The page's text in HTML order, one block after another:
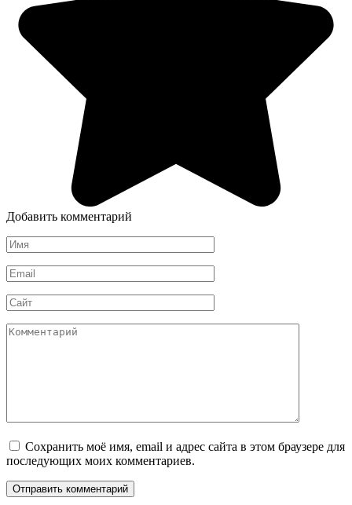
Добавить комментарий
Имя
*
Email
*
Сайт
Комментарий
Сохранить моё имя, email и адрес сайта в этом браузере для
последующих моих комментариев.